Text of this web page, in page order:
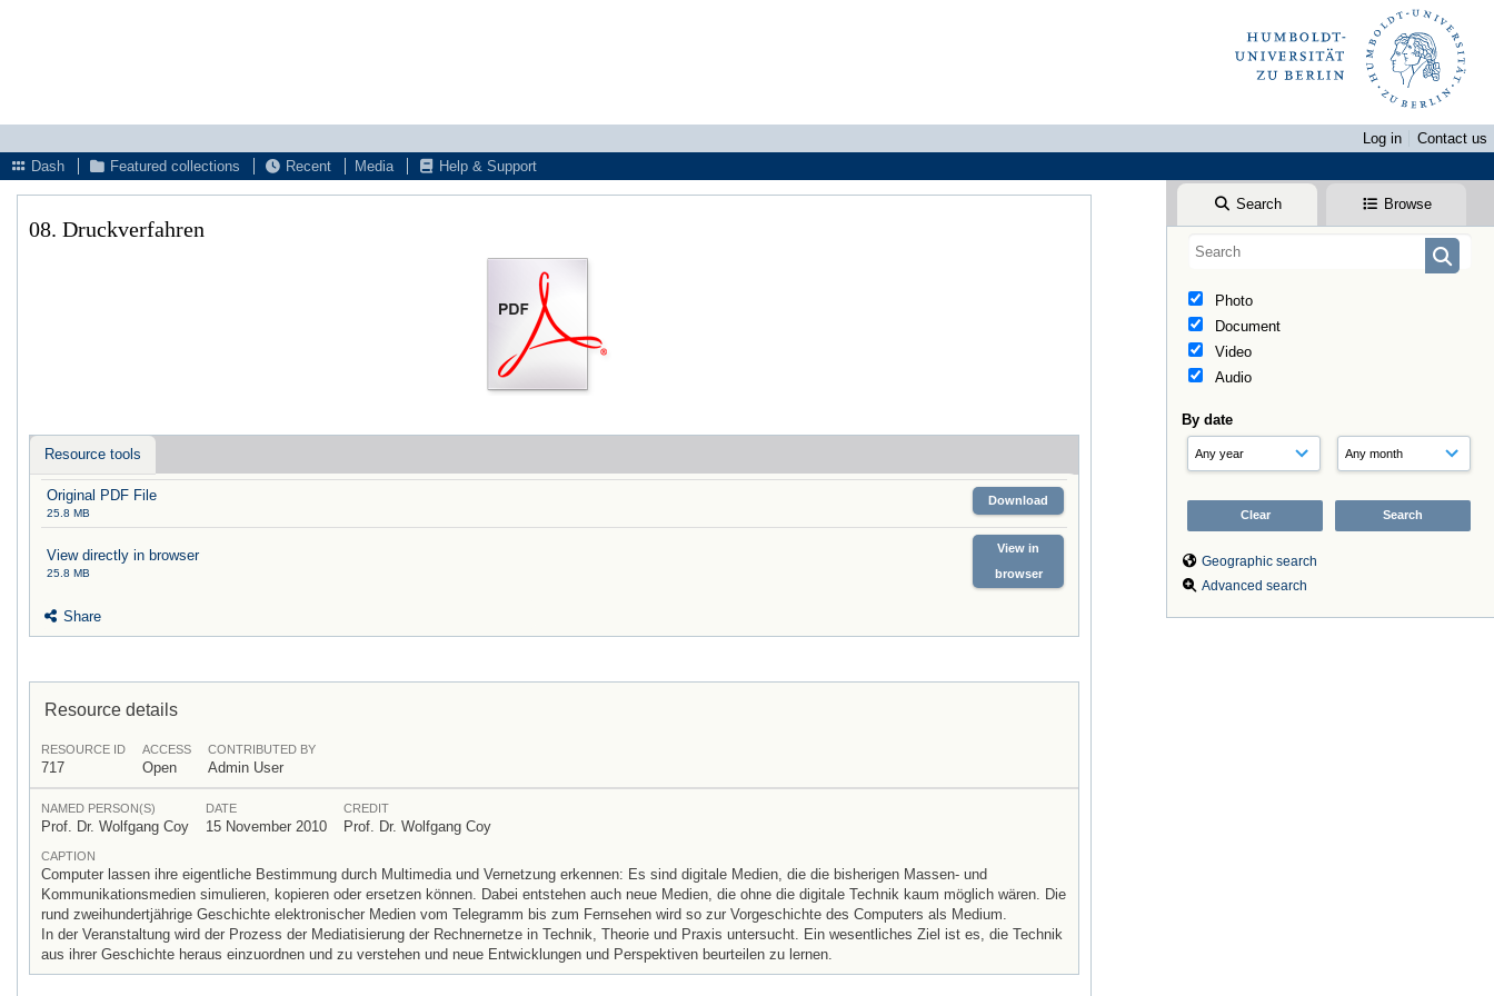
Log in
Contact us
Dash
Featured collections Recent Media Help & Support
Search Browse
Photo
Document
Video
Audio
By date
Geographic search
Advanced search
08. Druckverfahren
Resource tools
Original PDF File
25.8 MB
Download
View directly in browser
25.8 MB
View in
browser
Share
Resource details
RESOURCE ID
717
ACCESS
Open
CONTRIBUTED BY
Admin User
NAMED PERSON(S)
Prof. Dr. Wolfgang Coy
DATE
15 November 2010
CREDIT
Prof. Dr. Wolfgang Coy
CAPTION
Computer lassen ihre eigentliche Bestimmung durch Multimedia und Vernetzung erkennen: Es sind digitale Medien, die die bisherigen Massen- und
Kommunikationsmedien simulieren, kopieren oder ersetzen können. Dabei entstehen auch neue Medien, die ohne die digitale Technik kaum möglich wären. Die
rund zweihundertjährige Geschichte elektronischer Medien vom Telegramm bis zum Fernsehen wird so zur Vorgeschichte des Computers als Medium.
In der Veranstaltung wird der Prozess der Mediatisierung der Rechnernetze in Technik, Theorie und Praxis untersucht. Ein wesentliches Ziel ist es, die Technik
aus ihrer Geschichte heraus einzuordnen und zu verstehen und neue Entwicklungen und Perspektiven beurteilen zu lernen.